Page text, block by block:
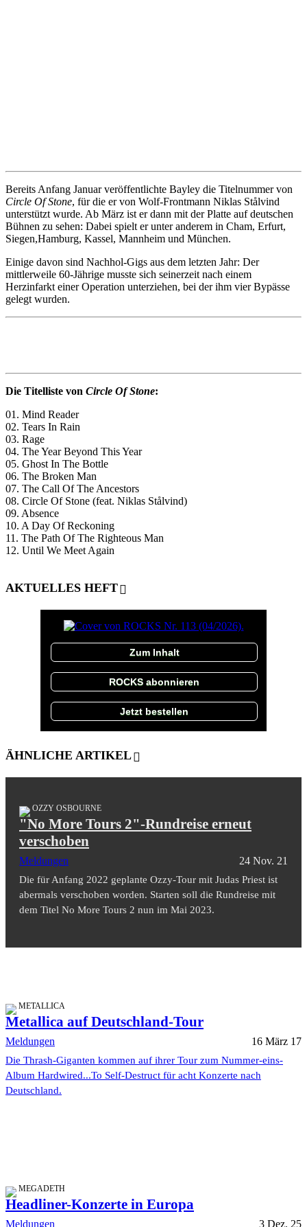
Bereits Anfang Januar veröffentlichte Bayley die Titelnummer von
Circle Of Stone, für die er von Wolf-Frontmann Niklas Stålvind
unterstützt wurde. Ab März ist er dann mit der Platte auf deutschen
Bühnen zu sehen: Dabei spielt er unter anderem in Cham, Erfurt,
Siegen,Hamburg, Kassel, Mannheim und München.
Einige davon sind Nachhol-Gigs aus dem letzten Jahr: Der
mittlerweile 60-Jährige musste sich seinerzeit nach einem
Herzinfarkt einer Operation unterziehen, bei der ihm vier Bypässe
gelegt wurden.
Die Titelliste von Circle Of Stone:
01. Mind Reader
02. Tears In Rain
03. Rage
04. The Year Beyond This Year
05. Ghost In The Bottle
06. The Broken Man
07. The Call Of The Ancestors
08. Circle Of Stone (feat. Niklas Stålvind)
09. Absence
10. A Day Of Reckoning
11. The Path Of The Righteous Man
12. Until We Meet Again
AKTUELLES HEFT
Zum Inhalt
ROCKS abonnieren
Jetzt bestellen
ÄHNLICHE ARTIKEL
OZZY OSBOURNE
"No More Tours 2"-Rundreise erneut
verschoben
Meldungen 24 Nov. 21
Die für Anfang 2022 geplante Ozzy-Tour mit Judas Priest ist
abermals verschoben worden. Starten soll die Rundreise mit
dem Titel No More Tours 2 nun im Mai 2023.
METALLICA
Metallica auf Deutschland-Tour
Meldungen 16 März 17
Die Thrash-Giganten kommen auf ihrer Tour zum Nummer-eins-
Album Hardwired...To Self-Destruct für acht Konzerte nach
Deutschland.
MEGADETH
Headliner-Konzerte in Europa
Meldungen 3 Dez. 25